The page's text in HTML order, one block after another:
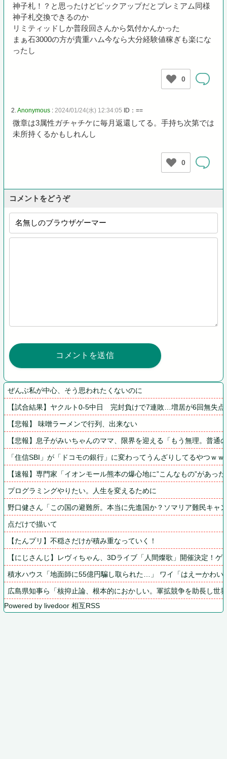
神子札！？と思ったけどピックアップだとプレミアム同様
神子札交換できるのか
リミティッドしか普段回さんから気付かんかった
まぁ石3000の方が貴重ハム今なら大分経験値稼ぎも楽にな
ったし
0
2. Anonymous : 2024/01/24(水) 12:34:05 ID：==
微章は3属性ガチャチケに毎月返還してる。手持ち次第では
未所持くるかもしれんし
0
コメントをどうぞ
ぜんぶ私が中心、そう思われたくないのに
【試合結果】ヤクルト0-5中日　完封負けで7連敗…増居が6回無失点
【悲報】 味噌ラーメンで行列、出来ない
【悲報】息子がみいちゃんのママ、限界を迎える「もう無理。普通
「住信SBI」が「ドコモの銀行」に変わってうんざりしてるやつｗｗ
【速報】専門家「イオンモール熊本の爆心地に”こんなもの”があっ
プログラミングやりたい。人生を変えるために
野口健さん「この国の避難所。本当に先進国か？ソマリア難民キャ
点だけで描いて
【たんプリ】不穏さだけが積み重なっていく！
【にじさんじ】レヴィちゃん、3Dライブ「人間燦歌」開催決定！
積水ハウス「地面師に55億円騙し取られた…」 ワイ「はえーかわ
広島県知事ら「核抑止論、根本的におかしい。軍拡競争を助長し世
Powered by livedoor 相互RSS